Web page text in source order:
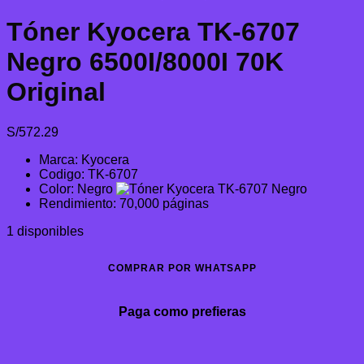
Tóner Kyocera TK-6707
Negro 6500I/8000I 70K
Original
S/572.29
Marca: Kyocera
Codigo: TK-6707
Color: Negro
Rendimiento: 70,000 páginas
1 disponibles
COMPRAR POR WHATSAPP
Paga como prefieras